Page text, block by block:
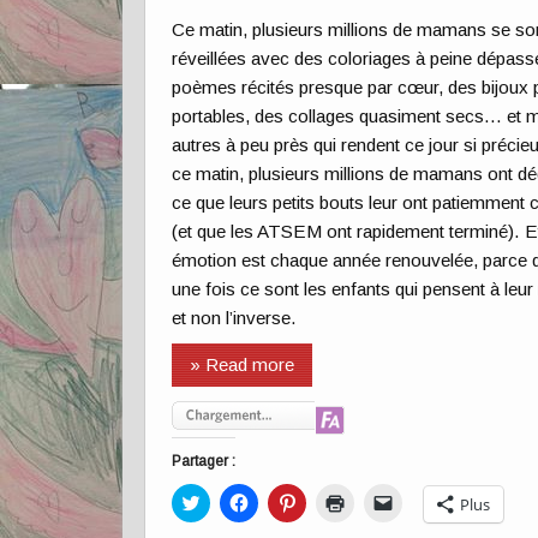
Ce matin, plusieurs millions de mamans se
réveillées avec des coloriages à peine
poèmes récités presque par cœur, des bijoux
portables, des collages quasiment secs… et
autres à peu près qui rendent ce jour si
ce matin, plusieurs millions de mamans ont
ce que leurs petits bouts leur ont patiemment
(et que les ATSEM ont rapidement terminé).
émotion est chaque année renouvelée, parce
une fois ce sont les enfants qui pensent à
et non l’inverse.
» Read more
Partager :
Cliquez
pour
Cliquez
pour
Cliquez
pour
Cliquer
pour
Cliquer
pour Plus